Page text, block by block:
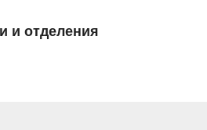
и отделения